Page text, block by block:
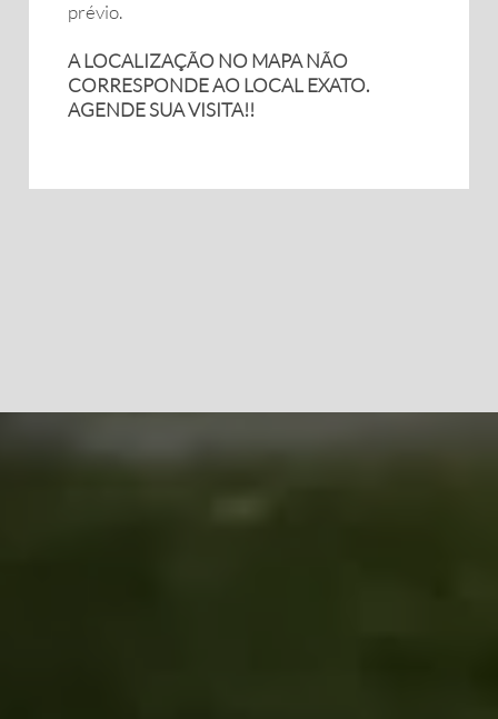
prévio.
A LOCALIZAÇÃO NO MAPA NÃO
CORRESPONDE AO LOCAL EXATO.
AGENDE SUA VISITA!!